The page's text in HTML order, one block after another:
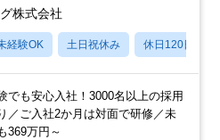
株式会社
経験OK 土日祝休み 休日120日以上
でも安心入社！3000名以上の採用
／ご入社2か月は対面で研修／未
369万円～